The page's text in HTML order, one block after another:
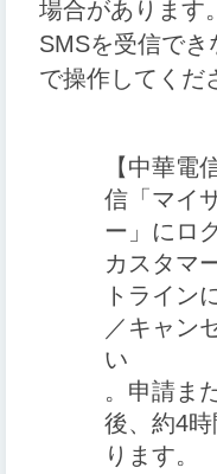
場合があります
SMSを受信で
で操作してくだ
【中華
信「マイ
ー」にロ
カスタマ
トライン
／キャン
い
。申請ま
後、約4
ります。